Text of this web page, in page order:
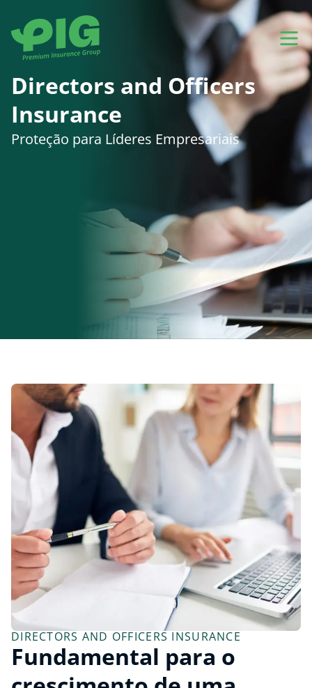
Directors and Officers
Insurance
Proteção para Líderes Empresariais
DIRECTORS AND OFFICERS INSURANCE
Fundamental para o